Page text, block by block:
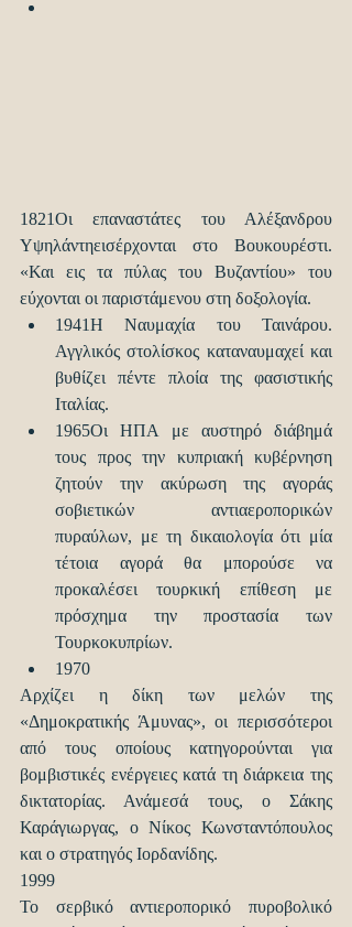
1821Οι επαναστάτες του Αλέξανδρου
Υψηλάντηεισέρχονται στο Βουκουρέστι.
«Και εις τα πύλας του Βυζαντίου» του
εύχονται οι παριστάμενου στη δοξολογία.
1941Η Ναυμαχία του Ταινάρου.
Αγγλικός στολίσκος καταναυμαχεί και
βυθίζει πέντε πλοία της φασιστικής
Ιταλίας.
1965Οι ΗΠΑ με αυστηρό διάβημά
τους προς την κυπριακή κυβέρνηση
ζητούν την ακύρωση της αγοράς
σοβιετικών αντιαεροπορικών
πυραύλων, με τη δικαιολογία ότι μία
τέτοια αγορά θα μπορούσε να
προκαλέσει τουρκική επίθεση με
πρόσχημα την προστασία των
Τουρκοκυπρίων.
1970
Αρχίζει η δίκη των μελών της
«Δημοκρατικής Άμυνας», οι περισσότεροι
από τους οποίους κατηγορούνται για
βομβιστικές ενέργειες κατά τη διάρκεια της
δικτατορίας. Ανάμεσά τους, ο Σάκης
Καράγιωργας, ο Νίκος Κωνσταντόπουλος
και ο στρατηγός Ιορδανίδης.
1999
Το σερβικό αντιεροπορικό πυροβολικό